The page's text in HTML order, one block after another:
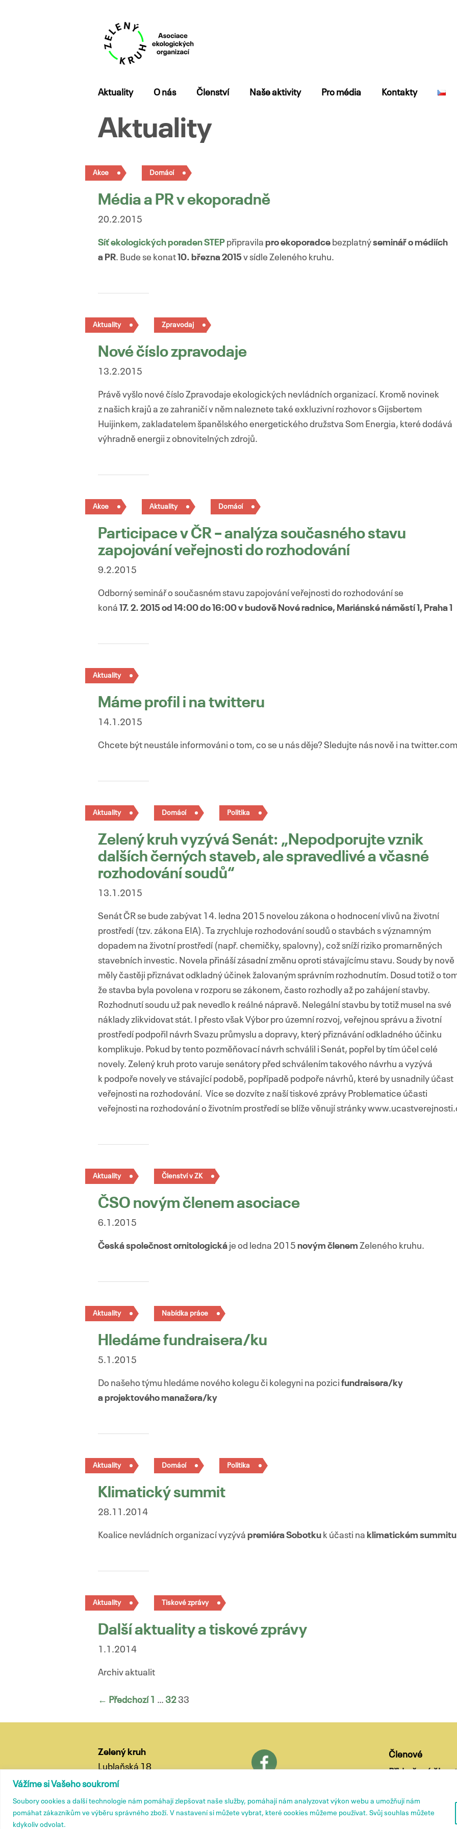
Vážíme si Vašeho soukromí
Soubory cookies a další technologie nám pomáhají zlepšovat naše služby, pomáhají nám analyzovat výkon webu a umožňují nám
pomáhat zákazníkům ve výběru správného zboží. V nastavení si můžete vybrat, které cookies můžeme používat. Svůj souhlas můžete
kdykoliv odvolat.
Aktuality O nás Členství Naše aktivity Pro média Kontakty
Přejít
obsahu
webu
Aktuality
Akce Domácí
Média a PR v ekoporadně
20.2.2015
Síť ekologických poraden STEP připravila pro ekoporadce bezplatnýseminář o médiích
a PR. Bude se konat 10. března 2015v sídle Zeleného kruhu.
Aktuality Zpravodaj
Nové číslo zpravodaje
13.2.2015
Právě vyšlo nové číslo Zpravodaje ekologických nevládních organizací. Kromě novinek
z našich krajů a ze zahraničí v něm naleznete také exkluzivní rozhovor s Gijsbertem
Huijinkem, zakladatelem španělského energetického družstva Som Energia, které dodává
výhradně energii z obnovitelných zdrojů.
Akce Aktuality Domácí
Participace v ČR – analýza současného stavu
zapojování veřejnosti do rozhodování
9.2.2015
Odborný seminář o současném stavu zapojování veřejnosti do rozhodování se
koná
17. 2. 2015 od 14:00 do 16:00 v budově Nové radnice, Mariánské náměstí 1, Praha 1
Aktuality
Máme profil i na twitteru
14.1.2015
Chcete být neustále informováni o tom, co se u nás děje? Sledujte nás nově i na twitter.com
Aktuality Domácí Politika
Zelený kruh vyzývá Senát: „Nepodporujte vznik
dalších černých staveb, ale spravedlivé a včasné
rozhodování soudů“
13.1.2015
Senát ČR se bude zabývat 14. ledna 2015 novelou zákona o hodnocení vlivů na životní
prostředí (tzv. zákona EIA). Ta zrychluje rozhodování soudů o stavbách s významným
dopadem na životní prostředí (např. chemičky, spalovny), což sníží riziko promarněných
stavebních investic. Novela přináší zásadní změnu oproti stávajícímu stavu. Soudy by nově
měly častěji přiznávat odkladný účinek žalovaným správním rozhodnutím. Dosud totiž o
že stavba byla povolena v rozporu se zákonem, často rozhodly až po zahájení stavby.
Rozhodnutí soudu už pak nevedlo k reálné nápravě. Nelegální stavbu by totiž musel na své
náklady zlikvidovat stát. I přesto však Výbor pro územní rozvoj, veřejnou správu a životní
prostředí podpořil návrh Svazu průmyslu a dopravy, který přiznávání odkladného účinku
komplikuje. Pokud by tento pozměňovací návrh schválil i Senát, popřel by tím účel celé
novely. Zelený kruh proto varuje senátory před schválením takového návrhu a vyzývá
k podpoře novely ve stávající podobě, popřípadě podpoře návrhů, které by usnadnily účast
veřejnosti na rozhodování. Více se dozvíte z naší tiskové zprávy Problematice účasti
veřejnosti na rozhodování o životním prostředí se blíže věnují stránky
Aktuality Členství v ZK
ČSO novým členem asociace
6.1.2015
Česká společnost ornitologická je od ledna 2015 novým členem Zeleného kruhu.
Aktuality Nabídka práce
Hledáme fundraisera/ku
5.1.2015
Do našeho týmu hledáme nového kolegu či kolegyni na pozici fundraisera/ky
a projektového manažera/ky
Aktuality Domácí Politika
Klimatický summit
28.11.2014
Koalice nevládních organizací vyzývá premiéra Sobotku k účasti na klimatickém summitu
Aktuality Tiskové zprávy
Další aktuality a tiskové zprávy
1.1.2014
Archiv aktualit
Navigace
pro
← Předchozí … 32 33
Zelený kruh
Lublaňská 18
120 00 Praha 2
tel.: (+420) 799 572 435
e-mail:kancelar@zelenykruh.cz
Členové